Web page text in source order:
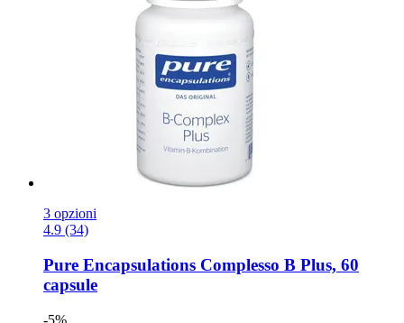
3 opzioni
4.9 (34)
Pure Encapsulations Complesso B Plus, 60
capsule
-5%